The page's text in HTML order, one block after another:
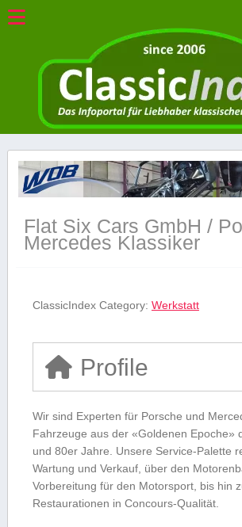
Flat Six Cars GmbH /
Mercedes Klassiker
ClassicIndex Category: Werkstatt
Profile
Wir sind Experten für Porsche und
Fahrzeuge aus der «Goldenen Epoche»
und 80er Jahre. Unsere Service-Palette
Wartung und Verkauf, über den
Vorbereitung für den Motorsport, bis hin
Restaurationen in Concours-Qualität.